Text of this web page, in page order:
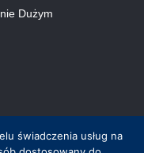
Dużym
świadczenia usług na